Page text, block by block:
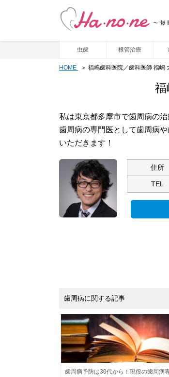
虫歯 根管治療
HOME 福嶋歯科医院／歯科医師 福嶋
福
私は東京都多摩市で歯周病の
歯周病の専門医として歯周病
いただきます！
住所
TEL
歯周病に関する記事
歯周病予防は30代から！現役の歯周病